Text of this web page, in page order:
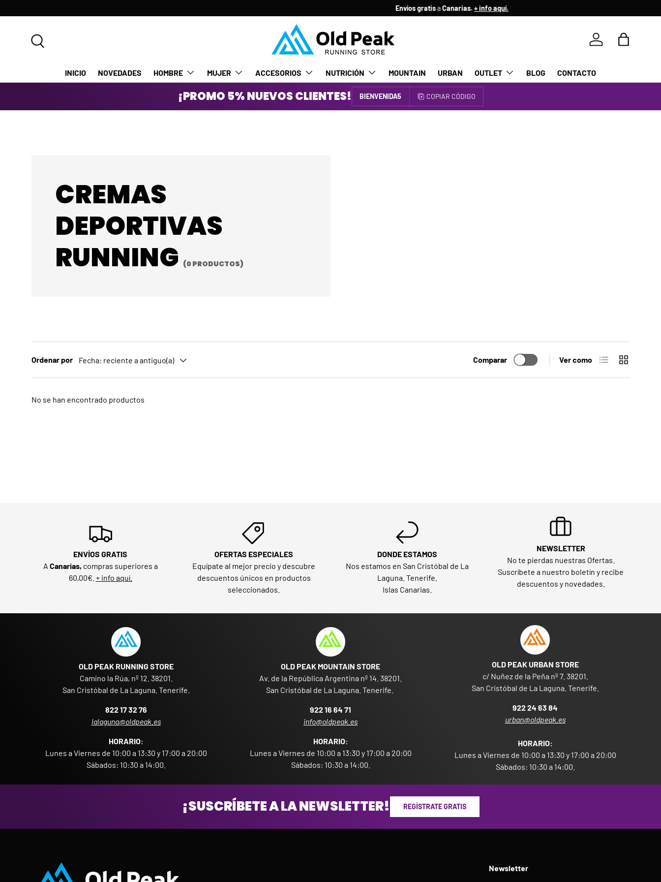
IR AL CONTENIDO
Iniciar sesión
Bolsa
INICIO NOVEDADES HOMBRE MUJER ACCESORIOS NUTRICIÓN MOUNTAIN URBAN OUTLET BLOG CONTACTO
¡PROMO 5% NUEVOS CLIENTES! BIENVENIDA5 COPIAR CÓDIGO
CREMAS
DEPORTIVAS
RUNNING (0 PRODUCTOS)
Ordenar por Fecha: reciente a antiguo(a) Comparar Ver como Lista Cuadrícula
No se han encontrado productos
ENVÍOS GRATIS
A Canarias, compras superiores a
60,00€. + info aquí.
OFERTAS ESPECIALES
Equípate al mejor precio y descubre
descuentos únicos en productos
seleccionados.
DONDE ESTAMOS
Nos estamos en San Cristóbal de La
Laguna. Tenerife.
Islas Canarias.
NEWSLETTER
No te pierdas nuestras Ofertas.
Suscríbete a nuestro boletín y recibe
descuentos y novedades.
OLD PEAK RUNNING STORE
Camino la Rúa, nº 12. 38201.
San Cristóbal de La Laguna. Tenerife.
822 17 32 76
lalaguna@oldpeak.es
HORARIO:
Lunes a Viernes de 10:00 a 13:30 y 17:00 a 20:00
Sábados: 10:30 a 14:00.
OLD PEAK MOUNTAIN STORE
Av. de la República Argentina nº 14. 38201.
San Cristóbal de La Laguna. Tenerife.
922 16 64 71
info@oldpeak.es
HORARIO:
Lunes a Viernes de 10:00 a 13:30 y 17:00 a 20:00
Sábados: 10:30 a 14:00.
OLD PEAK URBAN STORE
c/ Nuñez de la Peña nº 7. 38201.
San Cristóbal de La Laguna. Tenerife.
922 24 63 84
urban@oldpeak.es
HORARIO:
Lunes a Viernes de 10:00 a 13:30 y 17:00 a 20:00
Sábados: 10:30 a 14:00.
¡SUSCRÍBETE A LA NEWSLETTER! REGÍSTRATE GRATIS
Newsletter